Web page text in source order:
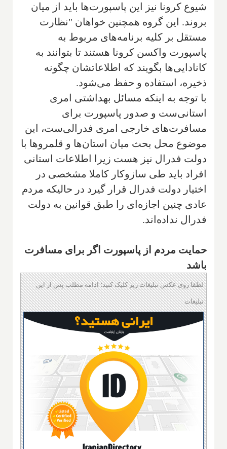
شیوع کرونا نیز این پاسپورت‌ها باید از میان
بروند. این گروه همچنین خواهان "نظارت
مستقل بر کلیه برنامه‌های مربوط به
پاسپورت واکسن کرونا هستند تا بتوانند به
کانادایی‌ها بگویند که اطلاعاتشان چگونه
ذخیره، استفاده و حفظ می‌شود.
با توجه به اینکه مسائل بهداشتی امری
استانی‌ست و صدور پاسپورت برای
مسافرت‌های خارجی امری فدرالی‌ست، این
موضوع محل بحث میان استان‌ها و قلمروها با
دولت فدرال نیز هست زیرا اطلاعات استانی
افراد باید طی سازوکار کاملا مشخصی در
اختیار دولت فدرال قرار گیرد در حالیکه مردم
عادی چنین اجازه‌ای را طبق قوانین به دولت
فدرال نداده‌اند.
حمایت مردم از پاسپورت اگر برای مسافرت
باشد
لطفا روی عکس تبلیغات زیر کلیک کنید؛ ادامه مطلب پس از این
تبلیغات